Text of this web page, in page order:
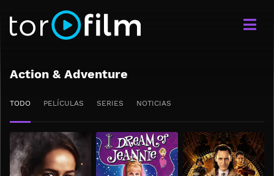
Action & Adventure
TODO PELÍCULAS SERIES NOTICIAS